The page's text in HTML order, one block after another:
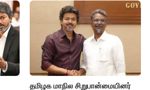
தமிழக மாநில சிறுபான்மையினர்